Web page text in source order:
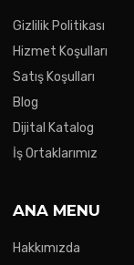
Gizlilik Politikası
Hizmet Koşulları
Satış Koşulları
Blog
Dijital Katalog
İş Ortaklarımız
ANA MENU
Hakkımızda